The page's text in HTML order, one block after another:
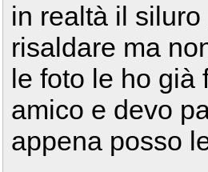
in realtà il
risaldare ma
le foto le ho già
amico e devo
appena posso